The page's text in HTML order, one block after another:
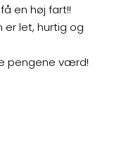
en høj fart!!
er let, hurtig og
pengene værd!